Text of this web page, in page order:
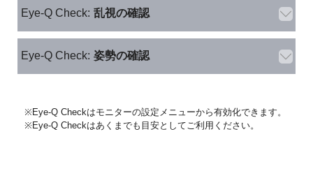
Eye-Q Check: 乱視の確認
Eye-Q Check: 姿勢の確認
※Eye-Q Checkはモニターの設定メニューから有効化できます。
※Eye-Q Checkはあくまでも目安としてご利用ください。